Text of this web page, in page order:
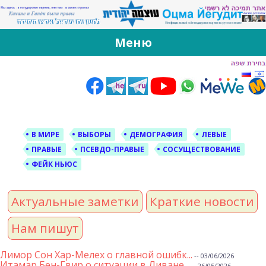
За Оцма Йегудит
עוצמה יהודית ברוסית ובעברית
Меню
В МИРЕ ВЫБОРЫ ДЕМОГРАФИЯ
ЛЕВЫЕ
ПРАВЫЕ
ПСЕВДО-ПРАВЫЕ
СОСУЩЕСТВОВАНИЕ
ФЕЙК НЬЮС
Актуальные заметки
Краткие новости
Нам пишут
Лимор Сон Хар-Мелех о главной ошибк... -- 03/06/2026